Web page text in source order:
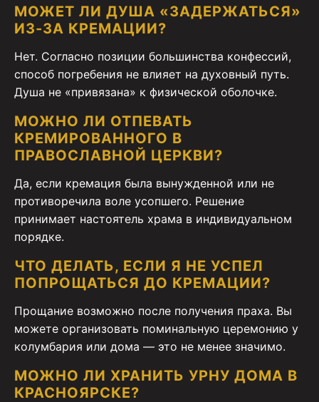
МОЖЕТ ЛИ ДУША «ЗАДЕРЖАТЬСЯ»
ИЗ-ЗА КРЕМАЦИИ?
Нет. Согласно позиции большинства конфессий,
способ погребения не влияет на духовный путь.
Душа не «привязана» к физической оболочке.
МОЖНО ЛИ ОТПЕВАТЬ
КРЕМИРОВАННОГО В
ПРАВОСЛАВНОЙ ЦЕРКВИ?
Да, если кремация была вынужденной или не
противоречила воле усопшего. Решение
принимает настоятель храма в индивидуальном
порядке.
ЧТО ДЕЛАТЬ, ЕСЛИ Я НЕ УСПЕЛ
ПОПРОЩАТЬСЯ ДО КРЕМАЦИИ?
Прощание возможно после получения праха. Вы
можете организовать поминальную церемонию у
колумбария или дома — это не менее значимо.
МОЖНО ЛИ ХРАНИТЬ УРНУ ДОМА В
КРАСНОЯРСКЕ?